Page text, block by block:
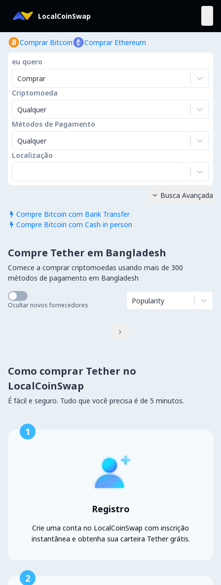
LocalCoinSwap
Comprar Bitcoin Comprar Ethereum
eu quero
Comprar
Criptomoeda
Qualquer
Métodos de Pagamento
Qualquer
Localização
 Compre Bitcoin com Bank Transfer
 Compre Bitcoin com Cash in person
 Busca Avançada
Compre Tether em Bangladesh
Comece a comprar criptomoedas usando mais de 300
métodos de pagamento em Bangladesh
Ocultar novos fornecedores Popularity

Como comprar Tether no
LocalCoinSwap
É fácil e seguro. Tudo que você precisa é de 5 minutos.
1
Registro
Crie uma conta no LocalCoinSwap com inscrição
instantânea e obtenha sua carteira Tether grátis.
2